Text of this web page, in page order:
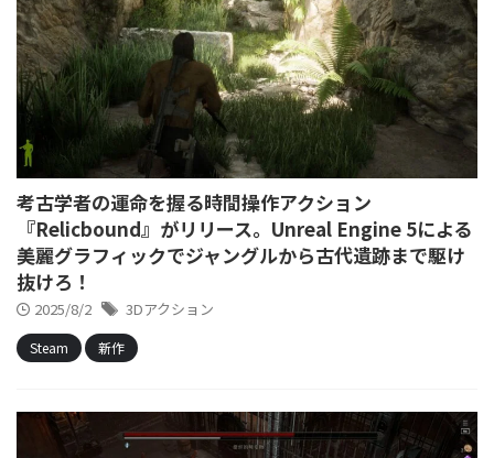
考古学者の運命を握る時間操作アクション
『Relicbound』がリリース。Unreal Engine 5による
美麗グラフィックでジャングルから古代遺跡まで駆け
抜けろ！
2025/8/2 3Dアクション
Steam 新作